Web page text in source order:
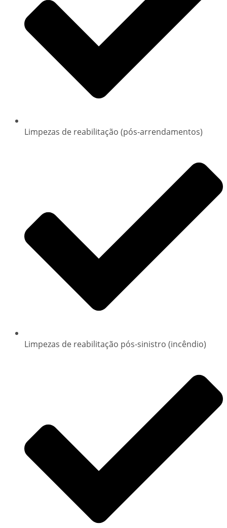
Limpezas de reabilitação (pós-arrendamentos)
Limpezas de reabilitação pós-sinistro (incêndio)